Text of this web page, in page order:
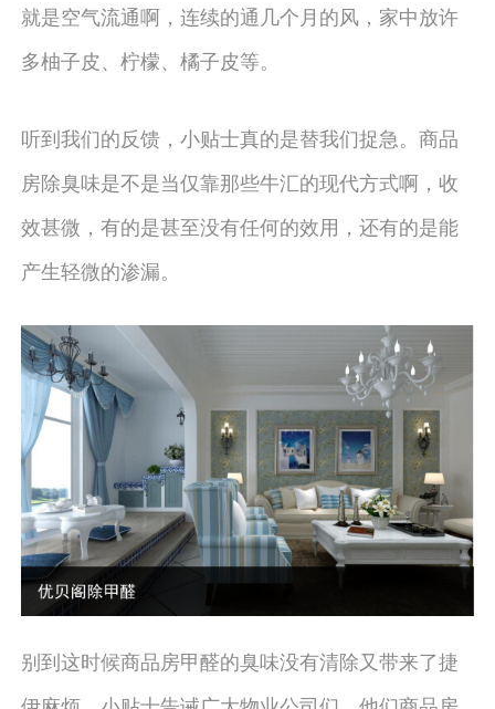
就是空气流通啊，连续的通几个月的风，家中放许
多柚子皮、柠檬、橘子皮等。
听到我们的反馈，小贴士真的是替我们捉急。商品
房除臭味是不是当仅靠那些牛汇的现代方式啊，收
效甚微，有的是甚至没有任何的效用，还有的是能
产生轻微的渗漏。
别到这时候商品房甲醛的臭味没有清除又带来了捷